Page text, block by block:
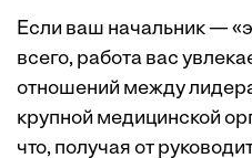
Если ваш начальник —
всего, работа вас
отношений между
крупной медицинской
что, получая от